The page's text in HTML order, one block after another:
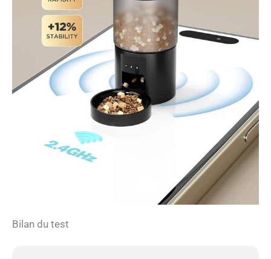
Bilan du test